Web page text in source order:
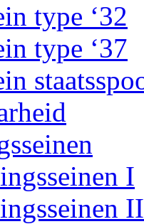
type ‘32
type ‘37
I
II